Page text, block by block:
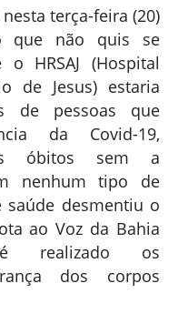
terça-feira (20)
que não quis se
HRSAJ (Hospital
de Jesus) estaria
de pessoas que
da Covid-19,
óbitos sem a
nenhum tipo de
saúde desmentiu o
ao Voz da Bahia
é realizado os
dos corpos